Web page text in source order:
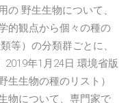
の 野生生物について、
的観点から個々の種の
等）の分類群ごとに、
年1月24日 環境省版
生生物の種のリスト）
物について、専門家で